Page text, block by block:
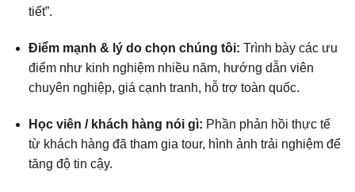
tiết”.
Điểm mạnh & lý do chọn chúng tôi: Trình bày các ưu
điểm như kinh nghiệm nhiều năm, hướng dẫn viên
chuyên nghiệp, giá cạnh tranh, hỗ trợ toàn quốc.
Học viên / khách hàng nói gì: Phần phản hồi thực tế
từ khách hàng đã tham gia tour, hình ảnh trải nghiệm để
tăng độ tin cậy.